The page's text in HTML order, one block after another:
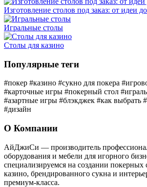
Изготовление столов под заказ: от идеи
Игральные столы
Столы для казино
Популярные теги
#покер #казино #сукно для покера
#карточные игры #покерный стол
#азартные игры #блэкджек #как выбрать
#дизайн
О Компании
АйДжиСи — производитель
оборудования и мебели для игорного
специализируемся на создании покерных
казино, брендированного сукна и
премиум-класса.